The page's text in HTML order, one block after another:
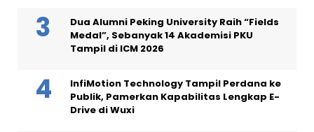
Dua Alumni Peking University Raih “Fields
Medal”, Sebanyak 14 Akademisi PKU
Tampil di ICM 2026
InfiMotion Technology Tampil Perdana ke
Publik, Pamerkan Kapabilitas Lengkap E-
Drive di Wuxi